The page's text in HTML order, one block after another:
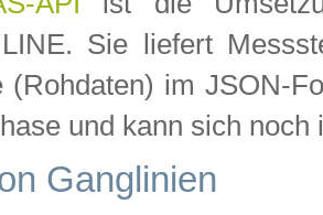
Sie liefert
(Rohdaten) im JSON-
und kann sich noch
Ganglinien